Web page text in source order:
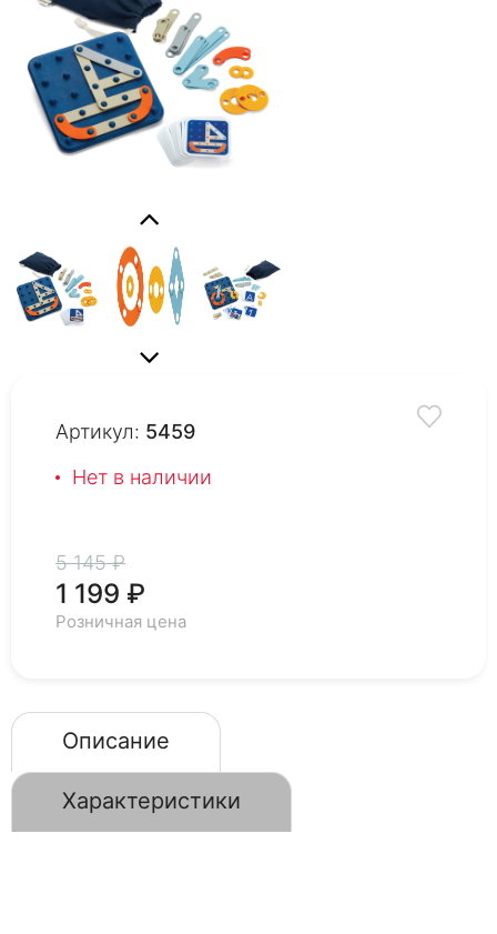
Артикул: 5459
Нет в наличии
5 145 ₽
1 199 ₽
Розничная цена
Описание
Характеристики